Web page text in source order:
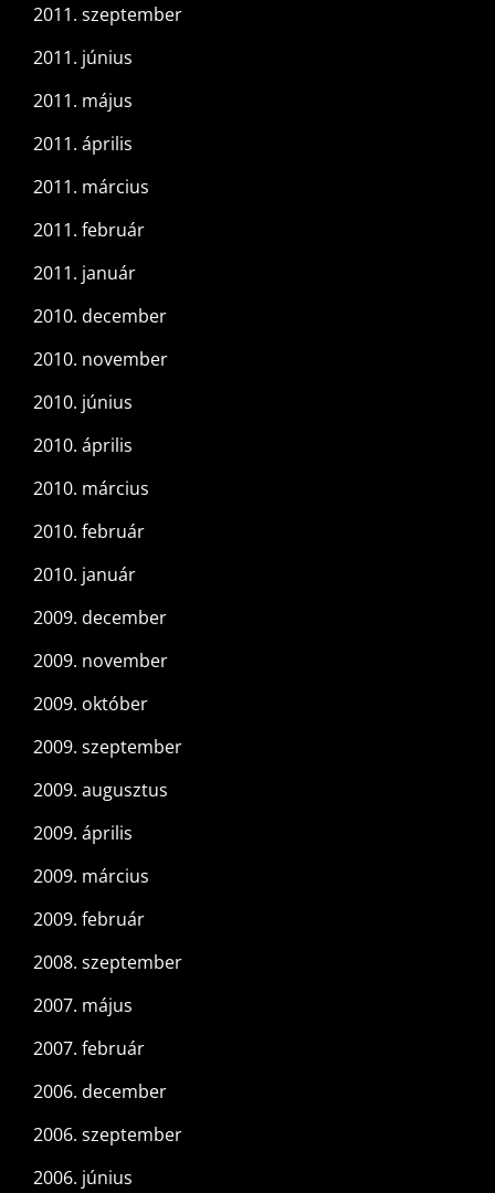
2011. szeptember
2011. június
2011. május
2011. április
2011. március
2011. február
2011. január
2010. december
2010. november
2010. június
2010. április
2010. március
2010. február
2010. január
2009. december
2009. november
2009. október
2009. szeptember
2009. augusztus
2009. április
2009. március
2009. február
2008. szeptember
2007. május
2007. február
2006. december
2006. szeptember
2006. június